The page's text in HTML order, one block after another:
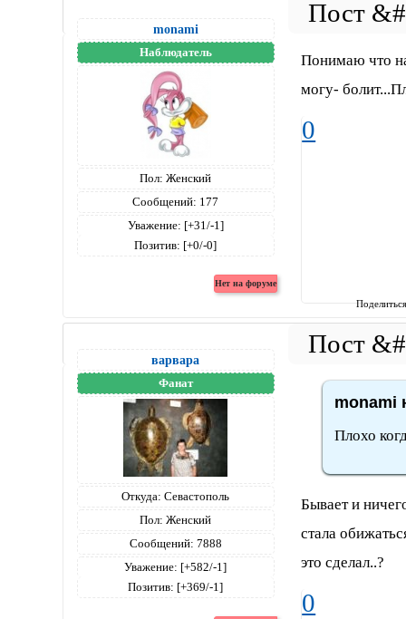
monami
Наблюдатель
Пол: Женский
Сообщений: 177
Уважение: [+31/-1]
Позитив: [+0/-0]
Понимаю что
могу-
0
варвара
Фанат
Откуда: Севастополь
Пол: Женский
Сообщений: 7888
Уважение: [+582/-1]
Позитив: [+369/-1]
monami
Плохо
Бывает и
стала
это сделал..?
0